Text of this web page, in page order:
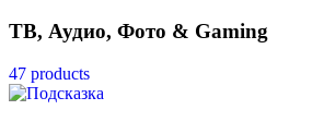
ТВ, Аудио, Фото & Gaming
47 products